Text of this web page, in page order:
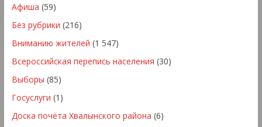
Афиша (59)
Без рубрики (216)
Вниманию жителей (1 547)
Всероссийская перепись населения (30)
Выборы (85)
Госуслуги (1)
Доска почёта Хвалынского района (6)